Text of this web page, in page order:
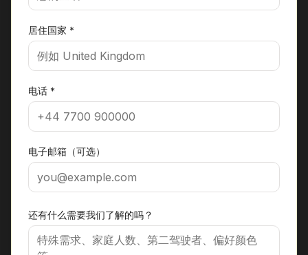
居住国家 *
电话 *
电子邮箱（可选）
还有什么需要我们了解的吗？